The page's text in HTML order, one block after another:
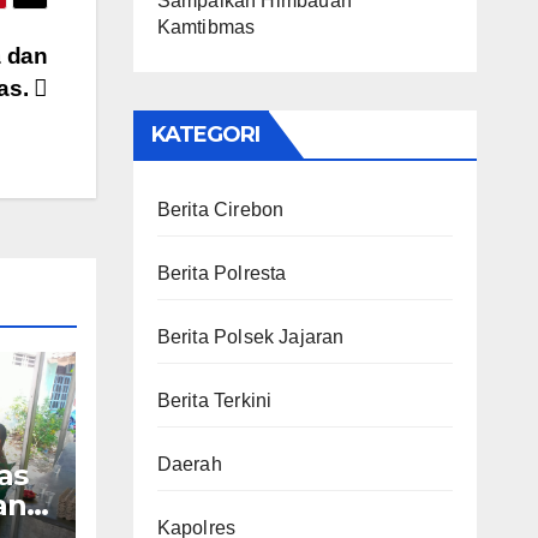
dan
Kamtibmas
KATEGORI
Berita Cirebon
Berita Polresta
Berita Polsek Jajaran
Berita Terkini
Daerah
Kapolres